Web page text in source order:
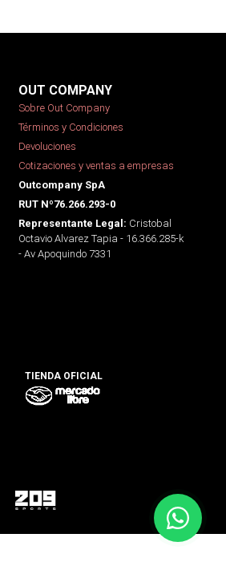
OUT COMPANY
Sobre Out Company
Términos y Condiciones
Devoluciones
Cotizaciones y ventas a empresas
Outcompany SpA
RUT Nº76.266.293-0
Representante Legal: Cristobal
Octavio Alvarez Tapia - 16.366.285-k
- Av Apoquindo 7331
TIENDA OFICIAL